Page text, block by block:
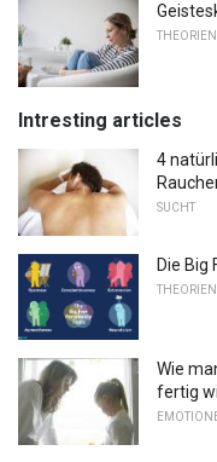
THEORIEN
Intresting articles
4
SUCHT
Die Big
THEORIEN
Wie
fertig